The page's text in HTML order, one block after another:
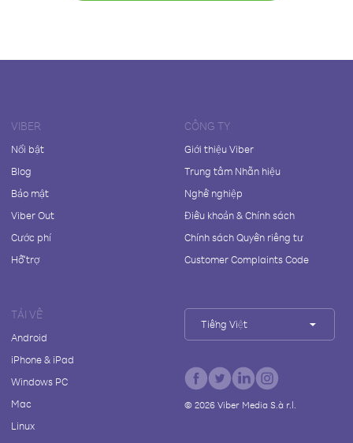
VIBER
Nổi bật
Blog
Bảo mật
Viber Out
Cước phí
Hỗ trợ
CÔNG TY
Giới thiệu Viber
Trung tâm Nhãn hiệu
Nghề nghiệp
Điều khoản & Chính sách
Chính sách Quyền riêng tư
Customer Complaints Code
TẢI VỀ
Android
iPhone & iPad
Windows PC
Mac
Linux
Tiếng Việt
© 2026Viber Media S.à r.l.